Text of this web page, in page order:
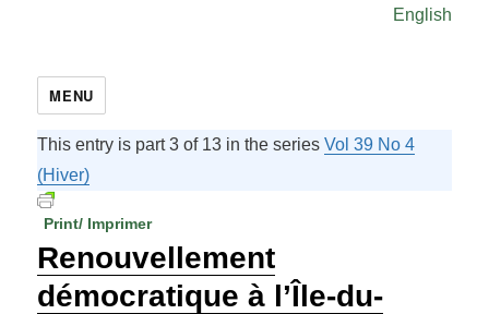
English
MENU
This entry is part 3 of 13 in the seriesVol 39 No 4
(Hiver)
Print/ Imprimer
Renouvellement
démocratique à l’Île-du-